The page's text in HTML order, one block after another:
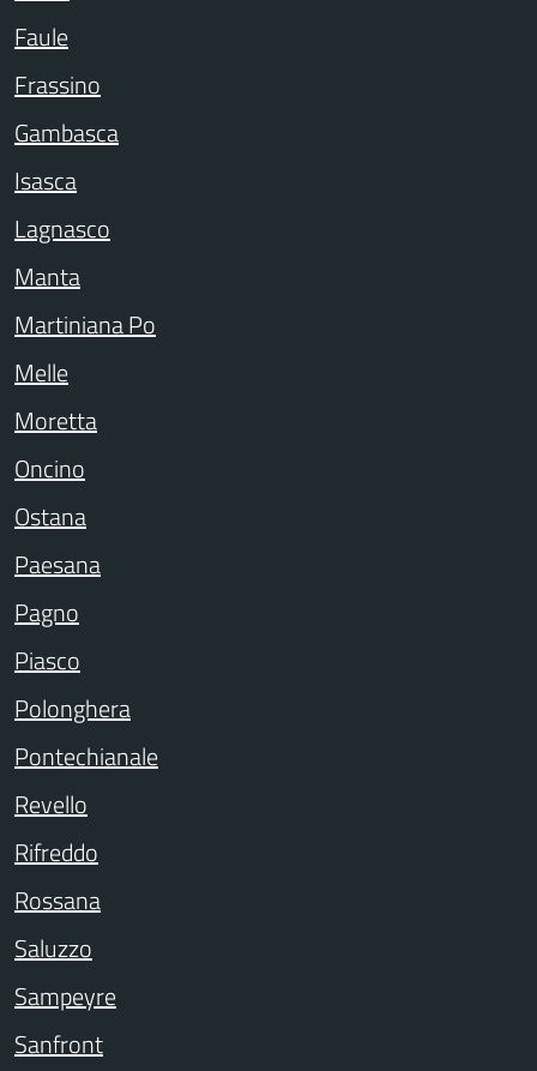
Faule
Frassino
Gambasca
Isasca
Lagnasco
Manta
Martiniana Po
Melle
Moretta
Oncino
Ostana
Paesana
Pagno
Piasco
Polonghera
Pontechianale
Revello
Rifreddo
Rossana
Saluzzo
Sampeyre
Sanfront